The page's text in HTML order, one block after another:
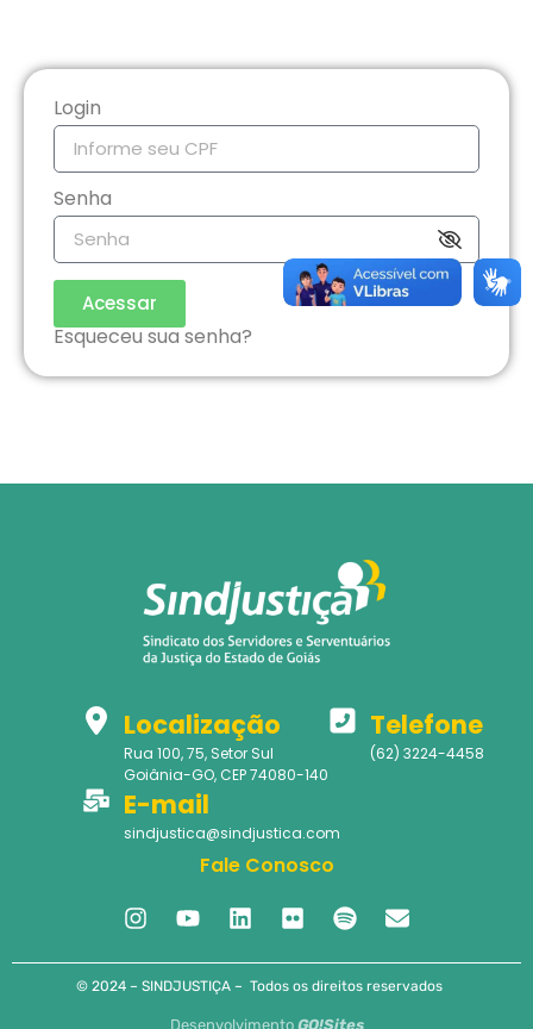
Login
Senha
Acessar
Esqueceu sua senha?
Localização
Rua 100, 75, Setor Sul
Goiânia-GO, CEP 74080-140
Telefone
(62) 3224-4458
E-mail
sindjustica@sindjustica.com
Fale Conosco
© 2024 – SINDJUSTIÇA – Todos os direitos reservados
Desenvolvimento GO!Sites